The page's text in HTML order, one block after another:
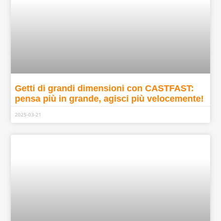
Getti di grandi dimensioni con CASTFAST:
pensa più in grande, agisci più velocemente!
2025-03-21